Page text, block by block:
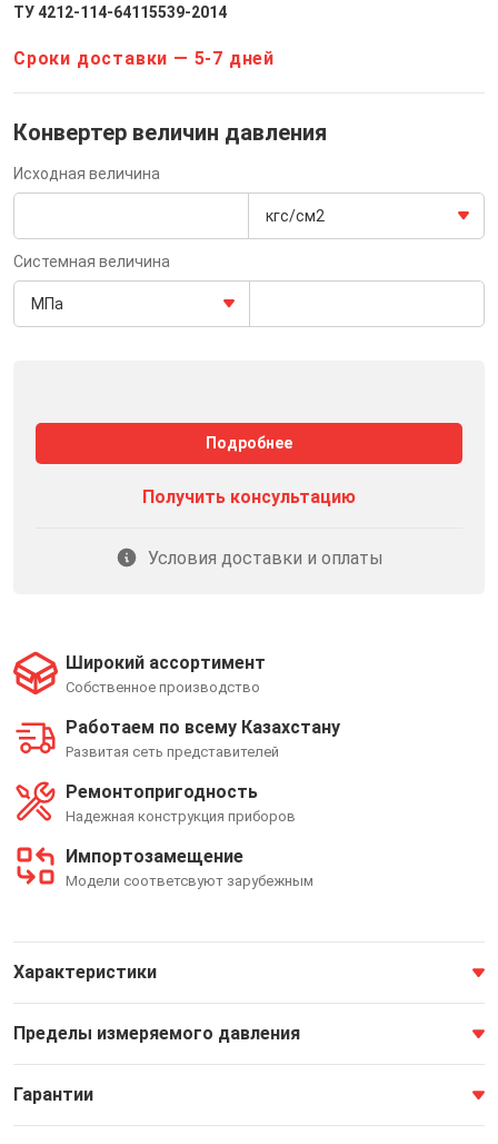
ТУ 4212-114-64115539-2014
Сроки доставки — 5-7 дней
Подробнее
Получить консультацию
Условия доставки и оплаты
Конвертер величин давления
Исходная величина
кгс/см2
Системная величина
МПа
Широкий ассортимент
Собственное производство
Работаем по всему Казахстану
Развитая сеть представителей
Ремонтопригодность
Надежная конструкция приборов
Импортозамещение
Модели соответсвуют зарубежным
Характеристики
Пределы измеряемого давления
Гарантии